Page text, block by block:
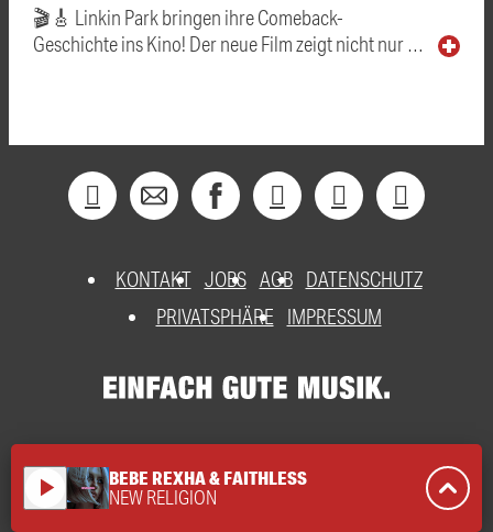
🎬🎸 Linkin Park bringen ihre Comeback-
Geschichte ins Kino! Der neue Film zeigt nicht nur …
KONTAKT JOBS AGB DATENSCHUTZ
PRIVATSPHÄRE
IMPRESSUM
play_arrow BEBE REXHA & FAITHLESS
NEW RELIGION